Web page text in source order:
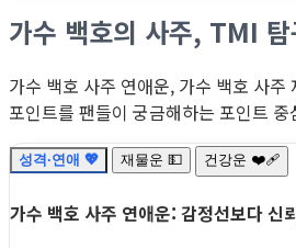
가수 백호의 사주, TMI 탐
가수 백호 사주 연애운, 가수 백호 사주
포인트를 팬들이 궁금해하는 포인트
성격·연애 💖 재물운 💵 건강운 ❤️‍🩹
가수 백호 사주 연애운: 감정선보다 신